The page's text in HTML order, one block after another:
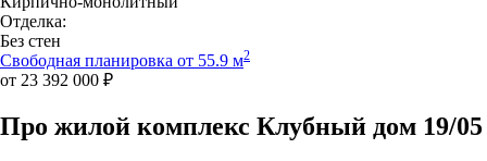
Отделка:
Без стен
Свободная планировка от 55.9 м2
от 23 392 000 ₽
Про жилой комплекс Клубный дом 19/05